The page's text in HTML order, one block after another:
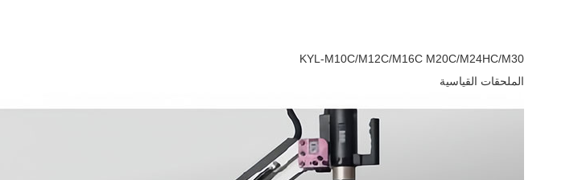
KYL-M10C/M12C/M16C M20C/M24HC/M30
الملحقات القياسية